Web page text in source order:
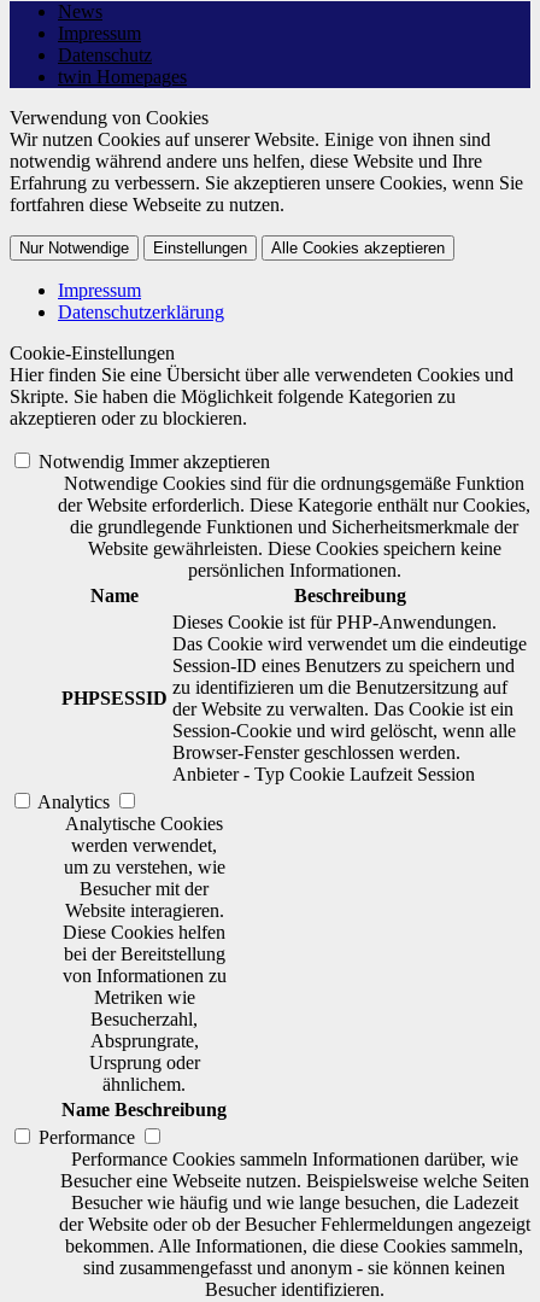
News
Impressum
Datenschutz
twin Homepages
Verwendung von Cookies
Wir nutzen Cookies auf unserer Website. Einige von ihnen sind
notwendig während andere uns helfen, diese Website und Ihre
Erfahrung zu verbessern. Sie akzeptieren unsere Cookies, wenn Sie
fortfahren diese Webseite zu nutzen.
Nur Notwendige Einstellungen Alle Cookies akzeptieren
Impressum
Datenschutzerklärung
Cookie-Einstellungen
Hier finden Sie eine Übersicht über alle verwendeten Cookies und
Skripte. Sie haben die Möglichkeit folgende Kategorien zu
akzeptieren oder zu blockieren.
Notwendig Immer akzeptieren
Notwendige Cookies sind für die ordnungsgemäße Funktion
der Website erforderlich. Diese Kategorie enthält nur Cookies,
die grundlegende Funktionen und Sicherheitsmerkmale der
Website gewährleisten. Diese Cookies speichern keine
persönlichen Informationen.
Name
Beschreibung
PHPSESSID
Dieses Cookie ist für PHP-Anwendungen.
Das Cookie wird verwendet um die eindeutige
Session-ID eines Benutzers zu speichern und
zu identifizieren um die Benutzersitzung auf
der Website zu verwalten. Das Cookie ist ein
Session-Cookie und wird gelöscht, wenn alle
Browser-Fenster geschlossen werden.
Anbieter - Typ Cookie Laufzeit Session
Analytics
Analytische Cookies
werden verwendet,
um zu verstehen, wie
Besucher mit der
Website interagieren.
Diese Cookies helfen
bei der Bereitstellung
von Informationen zu
Metriken wie
Besucherzahl,
Absprungrate,
Ursprung oder
ähnlichem.
Name Beschreibung
Performance
Performance Cookies sammeln Informationen darüber, wie
Besucher eine Webseite nutzen. Beispielsweise welche Seiten
Besucher wie häufig und wie lange besuchen, die Ladezeit
der Website oder ob der Besucher Fehlermeldungen angezeigt
bekommen. Alle Informationen, die diese Cookies sammeln,
sind zusammengefasst und anonym - sie können keinen
Besucher identifizieren.